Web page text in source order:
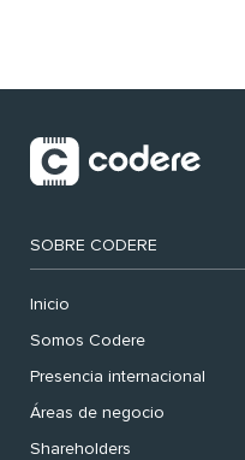
SOBRE CODERE
Inicio
Somos Codere
Presencia internacional
Áreas de negocio
Shareholders